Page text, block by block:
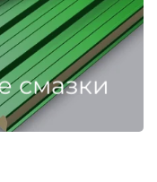
смазки